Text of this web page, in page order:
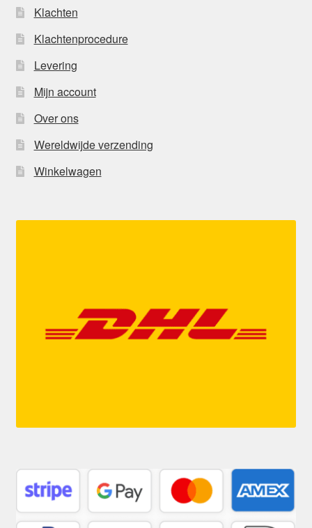
Klachten
Klachtenprocedure
Levering
Mijn account
Over ons
Wereldwijde verzending
Winkelwagen